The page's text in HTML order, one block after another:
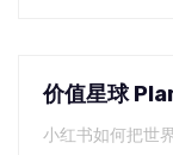
价值星球
小红书如何把世